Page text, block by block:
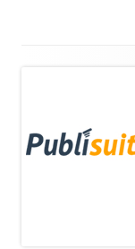
lateral
principal